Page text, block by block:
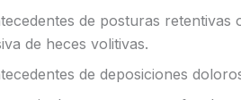
de posturas retentivas
de heces volitivas.
de deposiciones